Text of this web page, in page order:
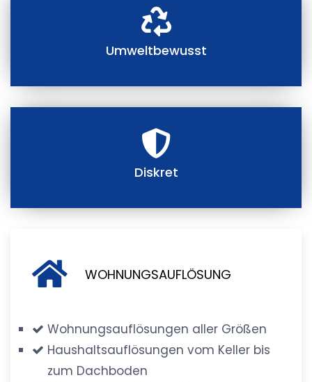
Umweltbewusst
Diskret
WOHNUNGSAUFLÖSUNG
Wohnungsauflösungen aller Größen
Haushaltsauflösungen vom Keller bis
zum Dachboden